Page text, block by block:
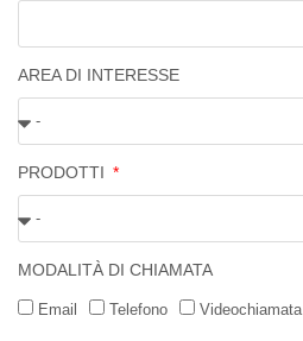
AREA DI INTERESSE
PRODOTTI
MODALITÀ DI CHIAMATA
Email Telefono Videochiamata